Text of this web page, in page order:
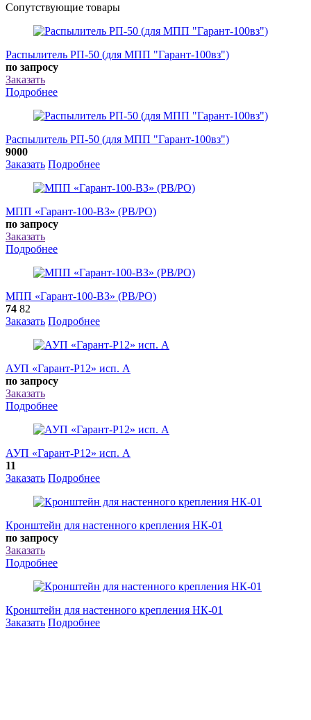
Сопутствующие товары
Распылитель РП-50 (для МПП "Гарант-100вз")
по запросу
Заказать
Подробнее
Распылитель РП-50 (для МПП "Гарант-100вз")
9000
Заказать Подробнее
МПП «Гарант-100-ВЗ» (РВ/РО)
по запросу
Заказать
Подробнее
МПП «Гарант-100-ВЗ» (РВ/РО)
74 82
Заказать Подробнее
АУП «Гарант-Р12» исп. А
по запросу
Заказать
Подробнее
АУП «Гарант-Р12» исп. А
11
Заказать Подробнее
Кронштейн для настенного крепления НК-01
по запросу
Заказать
Подробнее
Кронштейн для настенного крепления НК-01
Заказать Подробнее